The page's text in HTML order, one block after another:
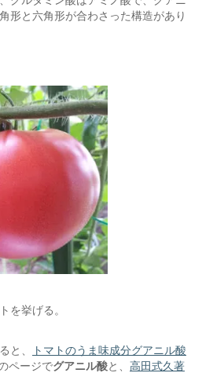
形と六角形が合わさった構造があり
を挙げる。
と、
トマトのうま味成分グアニル酸
ページでグアニル酸と、 高田式久著